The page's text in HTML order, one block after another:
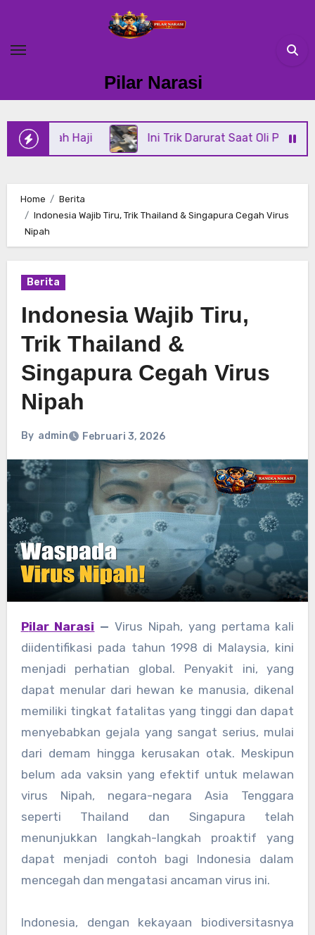
content
Pilar Narasi
Haji Ini Trik Darurat Saat Oli Power Steering Di
Home
Berita
Indonesia Wajib Tiru, Trik Thailand & Singapura Cegah Virus
Nipah
Berita
Indonesia Wajib Tiru,
Trik Thailand &
Singapura Cegah Virus
Nipah
By admin Februari 3, 2026
Pilar Narasi —Virus Nipah, yang pertama kali
diidentifikasi pada tahun 1998 di Malaysia, kini
menjadi perhatian global. Penyakit ini, yang
dapat menular dari hewan ke manusia, dikenal
memiliki tingkat fatalitas yang tinggi dan dapat
menyebabkan gejala yang sangat serius, mulai
dari demam hingga kerusakan otak. Meskipun
belum ada vaksin yang efektif untuk melawan
virus Nipah, negara-negara Asia Tenggara
seperti Thailand dan Singapura telah
menunjukkan langkah-langkah proaktif yang
dapat menjadi contoh bagi Indonesia dalam
mencegah dan mengatasi ancaman virus ini.
Indonesia, dengan kekayaan biodiversitasnya